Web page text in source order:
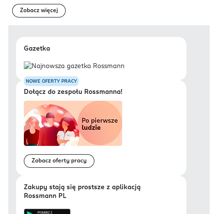
Zobacz więcej
Gazetka
NOWE OFERTY PRACY
Dołącz do zespołu Rossmanna!
Zobacz oferty pracy
Zakupy stają się prostsze z aplikacją
Rossmann PL